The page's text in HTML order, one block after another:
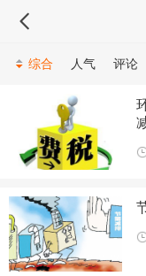
综合 人气 评论